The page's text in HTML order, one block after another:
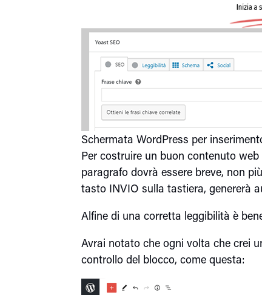
Schermata WordPress per
Per costruire un buon contenuto
paragrafo dovrà essere breve, non
tasto INVIO sulla tastiera, genererà
Alfine di una corretta leggibilità è
Avrai notato che ogni volta che crei
controllo del blocco, come questa: